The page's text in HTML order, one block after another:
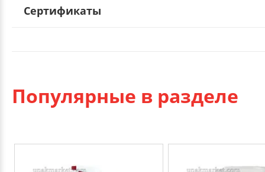
Сертификаты
Популярные в разделе